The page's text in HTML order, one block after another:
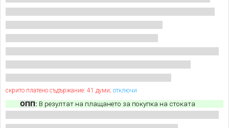
скрито платено съдържание: 41 думи; отключи
ОПП: В резултат на плащането за покупка на стоката